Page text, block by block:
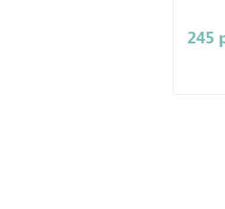
245